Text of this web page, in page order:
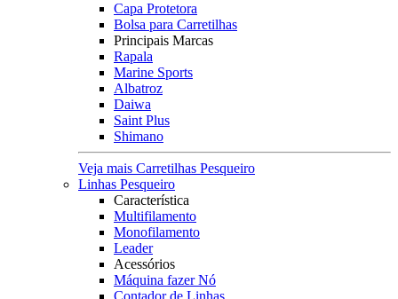
Capa Protetora
Bolsa para Carretilhas
Principais Marcas
Rapala
Marine Sports
Albatroz
Daiwa
Saint Plus
Shimano
Veja mais Carretilhas Pesqueiro
Linhas Pesqueiro
Característica
Multifilamento
Monofilamento
Leader
Acessórios
Máquina fazer Nó
Contador de Linhas